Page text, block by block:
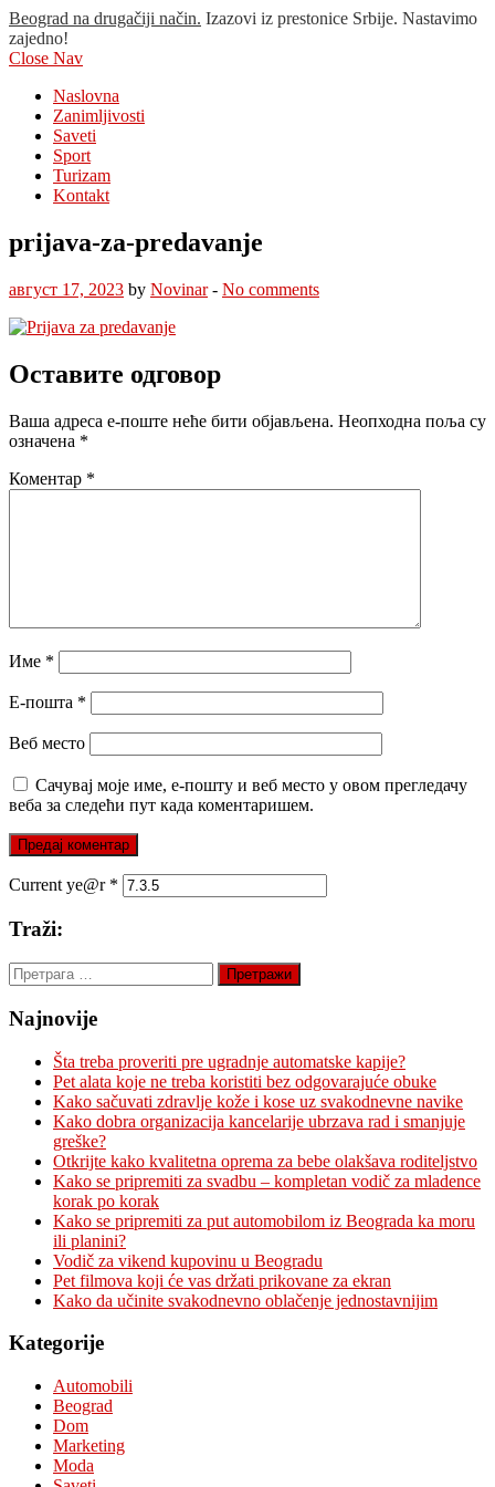
Beograd na drugačiji način. Izazovi iz prestonice Srbije. Nastavimo
zajedno!
Close Nav
Naslovna
Zanimljivosti
Saveti
Sport
Turizam
Kontakt
prijava-za-predavanje
август 17, 2023 by Novinar- No comments
Оставите одговор
Ваша адреса е-поште неће бити објављена. Неопходна поља су
означена *
Коментар *
Име *
Е-пошта *
Веб место
Сачувај моје име, е-пошту и веб место у овом прегледачу
веба за следећи пут када коментаришем.
Current ye@r *
Traži:
Претрага
за:
Najnovije
Šta treba proveriti pre ugradnje automatske kapije?
Pet alata koje ne treba koristiti bez odgovarajuće obuke
Kako sačuvati zdravlje kože i kose uz svakodnevne navike
Kako dobra organizacija kancelarije ubrzava rad i smanjuje
greške?
Otkrijte kako kvalitetna oprema za bebe olakšava roditeljstvo
Kako se pripremiti za svadbu – kompletan vodič za mladence
korak po korak
Kako se pripremiti za put automobilom iz Beograda ka moru
ili planini?
Vodič za vikend kupovinu u Beogradu
Pet filmova koji će vas držati prikovane za ekran
Kako da učinite svakodnevno oblačenje jednostavnijim
Kategorije
Automobili
Beograd
Dom
Marketing
Moda